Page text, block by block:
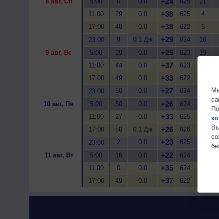
11:00
29 0.0 +38 625 4
17:00
48 0.0 +38 622 5
23:00
9 0.1 Дж +29 624 16
9 авг, Вс
5:00 39 0.0 +25 623 19
11:00
44 0.0 +37 623
17:00
49 0.0 +33 622
23:00
50 0.0 +27 624
10 авг, Пн
5:00 50 0.0 +26 624
11:00
27 0.0 +33 625
17:00
50 0.1 Дж +26 626
23:00
2 0.0 +23 625
11 авг, Вт
5:00 16 0.0 +22 624
11:00
0 0.0 +35 624
17:00
49 0.0 +37 622